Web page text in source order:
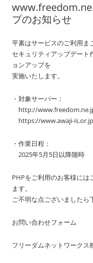
プのお知らせ
平素はサービスのご利用ま
セキュリティアップデート
ョンアップを
実施いたします。
・対象サーバー：
http://
https://www.awaji-
・作業日程：
2025年5月5日以降随時
PHPをご利用のお客様に
ます。
ご不明な点ございましたら
お問い合わせフォーム
フリーダムネットワークス